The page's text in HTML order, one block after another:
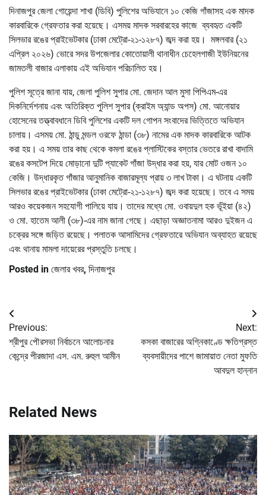
দিনাজপুর জেলা গোয়েন্দা শাখা (ডিবি) পুলিশের অভিযানে ১০ কেজি গাঁজাসহ এক মাদক
কারবারিকে গ্রেফতার করা হয়েছে। এসময় মাদক সরবারহের কাজে ব্যবহৃত একটি
সিলভার রঙের প্রাইভেটকার (ঢাকা মেট্রো-২১-১২৮৭) জব্দ করা হয়। মঙ্গলবার (২১
এপ্রিল ২০২৬) ভোরে সদর উপজেলার কোতোয়ালী থানাধীন চেহেলগাজী ইউনিয়নের
জামতলী বাজার এলাকায় এই অভিযান পরিচালিত হয়।
পুলিশ সূত্রে জানা যায়, জেলা পুলিশ সুপার মো. জেদান আল মুসা পিপিএম-এর
দিকনির্দেশনায় এবং অতিরিক্ত পুলিশ সুপার (ক্রাইম অ্যান্ড অপস) মো. আনোয়ার
হোসেনের তত্ত্বাবধানে ডিবি পুলিশের একটি দল গোপন সংবাদের ভিত্তিতে অভিযান
চালায়। এসময় মো. ঠান্ডু মন্ডল ওরফে ঠান্ডা (৩৮) নামের এক মাদক কারবারিকে আটক
করা হয়। এ সময় তার কাছ থেকে কমলা রঙের প্লাস্টিকের বস্তার ভেতরে রাখা বাদামি
রঙের কসটেপ দিয়ে মোড়ানো দুটি প্যাকেট গাঁজা উদ্ধার করা হয়, যার মোট ওজন ১০
কেজি। উদ্ধারকৃত গাঁজার আনুমানিক বাজারমূল্য প্রায় ৩ লাখ টাকা। এ ঘটনায় একটি
সিলভার রঙের প্রাইভেটকার (ঢাকা মেট্রো-২১-১২৮৭) জব্দ করা হয়েছে। তবে এ সময়
আরও কয়েকজন সহযোগী পালিয়ে যায়। তাদের মধ্যে মো. ওবায়দুল হক ভূঁইয়া (৪২)
ও মো. হাতেম আলী (৩৮)-এর নাম জানা গেছে। এছাড়া অজ্ঞাতনামা আরও দুইজন এ
চক্রের সঙ্গে জড়িত রয়েছে। পলাতক আসামিদের গ্রেফতারে অভিযান অব্যাহত রয়েছে
এবং থানায় মামলা দায়েরের প্রস্তুতি চলছে।
Posted in জেলার খবর, দিনাজপুর
Post
navigation
Previous:
শ্রীপুর পৌরসভা নির্বাচনে আলোচনার
কেন্দ্রে পীরজাদা এস. এম. রুহুল আমীন
Next:
কসকা বাজারের অগ্নিকাণ্ডে ক্ষতিগ্রস্ত
ব্যবসায়ীদের পাশে জামায়াত নেতা মুফতি
আবদুল হান্নান
Related News